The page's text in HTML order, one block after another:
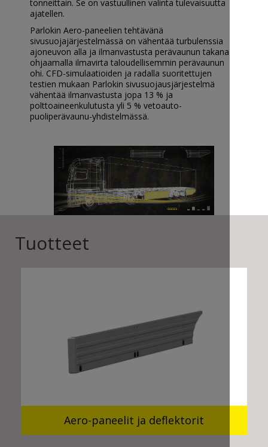
tonneittain. Se on vastuullinen valinta tulevaisuutta
ajatellen.
Parlokin Aero-paneelien tehtävänä
sivusuojajärjestelmässä on vähentää turbulenssia
ajoneuvon alla ja ilmanvastusta perävaunun takana
ohjaamalla ilmavirta taloudellisemmin perävaunun
ohi. CFD-simulaatioiden ja radalla suoritettujen
testien mukaan Parlokin sivusuojausjärjestelmä
vähentää ilmanvastusta jopa 13 % ja
polttoaineenkulutusta yli 5 % vetoauto-
puoliperävaunu-yhdistelmässä.
Tuotteet
Aero-paneelit ja deflektorit